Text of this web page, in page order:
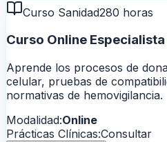
Curso Sanidad280 horas
Curso Online
Aprende los procesos de
celular, pruebas de
normativas de hemovigilancia.
Modalidad:Online
Prácticas Clínicas:Consultar